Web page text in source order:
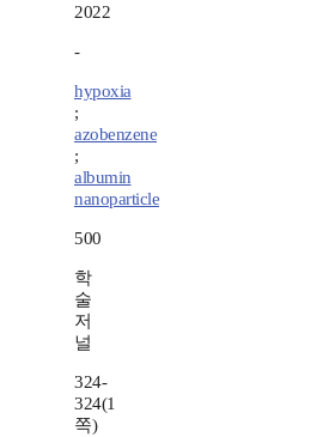
2022
-
hypoxia
;
azobenzene
;
albumin
nanoparticle
500
학
술
저
널
324-
324(1
쪽)